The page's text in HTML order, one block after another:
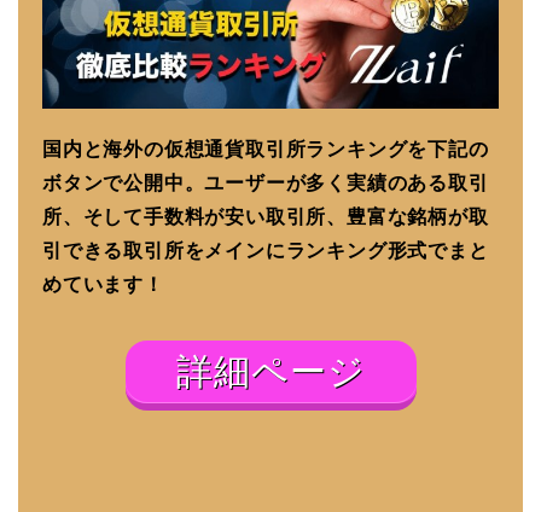
国内と海外の仮想通貨取引所ランキングを下記の
ボタンで公開中。ユーザーが多く実績のある取引
所、そして手数料が安い取引所、豊富な銘柄が取
引できる取引所をメインにランキング形式でまと
めています！
詳細ページ